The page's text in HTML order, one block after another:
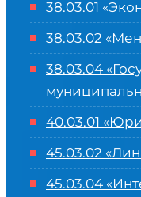
38.03.01
38.03.02
38.03.04
40.03.01
45.03.02
45.03.04 «